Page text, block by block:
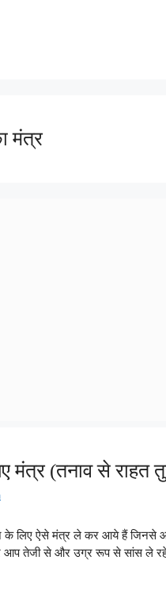
मंत्र
मंत्र (तनाव से राहत
के लिए ऐसे मंत्र ले कर आये हैं जिनसे
आप तेजी से और उग्र रूप से सांस ले